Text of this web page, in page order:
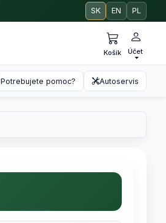
SK EN PL
Košík Účet
Potrebujete pomoc? Autoservis